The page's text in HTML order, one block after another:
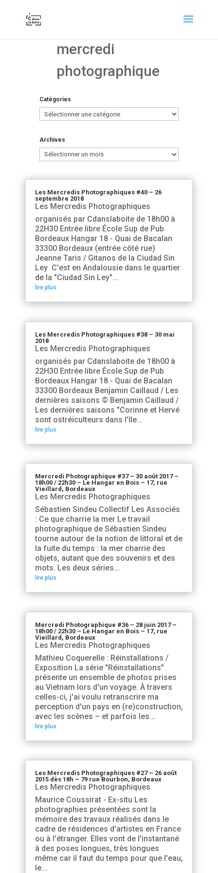
mercredi
photographique
Catégories
Catégories
Archives
Archives
Les Mercredis Photographiques #40 – 26
septembre 2018
Les Mercredis Photographiques
organisés par Cdanslaboite de 18h00 à
22H30 Entrée libre École Sup de Pub
Bordeaux Hangar 18 - Quai de Bacalan
33300 Bordeaux (entrée côté rue)
Jeanne Taris / Gitanos de la Ciudad Sin
Ley C'est en Andalousie dans le quartier
de la "Ciudad Sin Ley"...
lire plus
Les Mercredis Photographiques #38 – 30 mai
2018
Les Mercredis Photographiques
organisés par Cdanslaboite de 18h00 à
22H30 Entrée libre École Sup de Pub
Bordeaux Hangar 18 - Quai de Bacalan
33300 Bordeaux Benjamin Caillaud / Les
dernières saisons © Benjamin Caillaud /
Les dernières saisons "Corinne et Hervé
sont ostréiculteurs dans l'île...
lire plus
Mercredi Photographique #37 – 30 août 2017 –
18h00 / 22h30 – Le Hangar en Bois – 17, rue
Vieillard, Bordeaux
Les Mercredis Photographiques
Sébastien Sindeu Collectif Les Associés
: Ce que charrie la mer Le travail
photographique de Sébastien Sindeu
tourne autour de la notion de littoral et de
la fuite du temps : la mer charrie des
objets, autant que des souvenirs et des
mots. Les deux séries...
lire plus
Mercredi Photographique #36 – 28 juin 2017 –
18h00 / 22h30 – Le Hangar en Bois – 17, rue
Vieillard, Bordeaux
Les Mercredis Photographiques
Mathieu Coquerelle : Réinstallations /
Exposition La série "Réinstallations"
présente un ensemble de photos prises
au Vietnam lors d'un voyage. À travers
celles-ci, j'ai voulu retranscrire ma
perception d'un pays en (re)construction,
avec les scènes – et parfois les...
lire plus
Les Mercredis Photographiques #27 – 26 août
2015 dès 18h – 79 rue Bourbon, Bordeaux
Les Mercredis Photographiques
Maurice Coussirat - Ex-situ Les
photographies présentées sont la
mémoire des travaux réalisés dans le
cadre de résidences d'artistes en France
ou à l'étranger. Elles vont de l'instantané
à des poses longues, très longues
même car il faut du temps pour que l'eau,
le...